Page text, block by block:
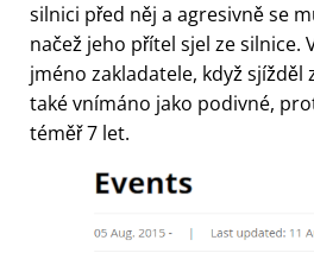
silnici před něj a agresivně se
načež jeho přítel sjel ze silnice.
jméno zakladatele, když sjížděl
také vnímáno jako podivné,
téměř 7 let.